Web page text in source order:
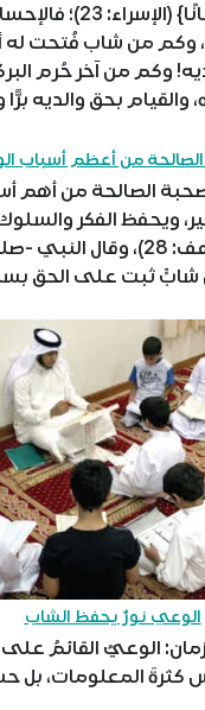
بتوحيده، فقال -
وكم من شاب فُتحت له
وكم من آخر حُرم
بحق والديه برًّا
الصالحة من أعظم أسباب
الصالحة من أهم
ويحفظ الفكر
الَّذِينَ يَدْعُونَ رَبَّهُمْ بِالْغَدَاةِ
شابٍّ ثبت على الحق
الوعي نورٌ يحفظ الشاب
الوعيُ القائمُ على
المعلومات، بل